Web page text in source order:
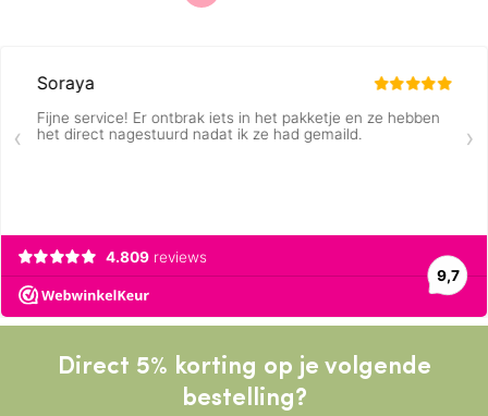
Direct 5% korting op je volgende
bestelling?